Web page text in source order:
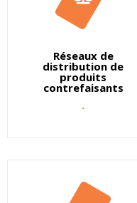
Réseaux de
distribution de
produits
contrefaisants
.